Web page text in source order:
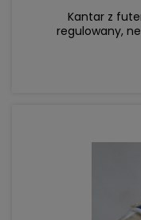
Kantar z
regulowany,